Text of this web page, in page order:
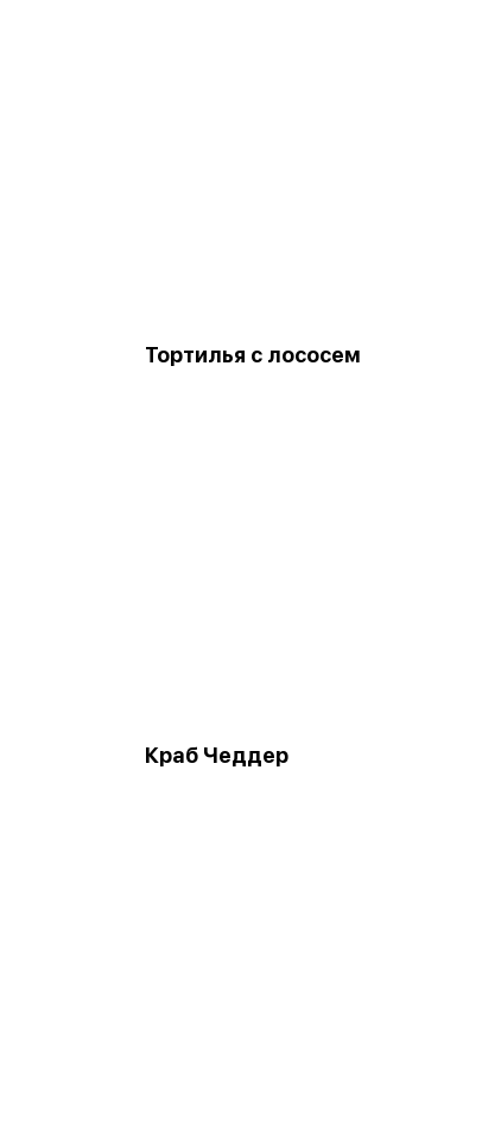
Тортилья с лососем
Краб Чеддер